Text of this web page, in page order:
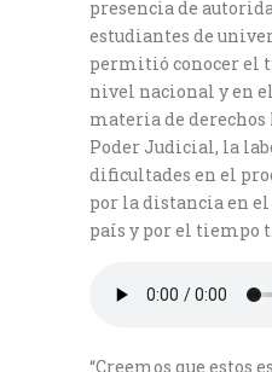
presencia de
estudiantes de
permitió conocer el
nivel nacional y en
materia de
Poder Judicial, la
dificultades en el
por la distancia en
país y por el tiempo
“Creemos que estos